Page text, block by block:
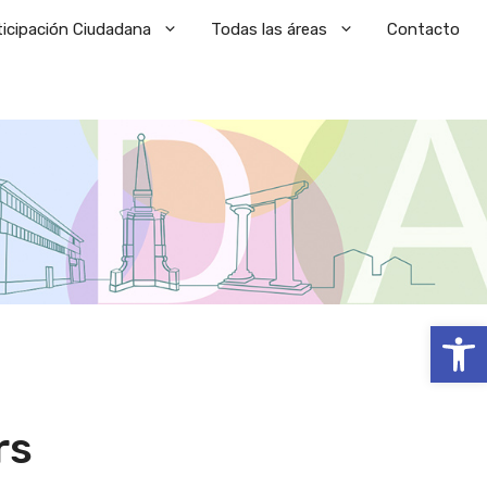
Abrir
Ciudadana Todas las áreas Contacto